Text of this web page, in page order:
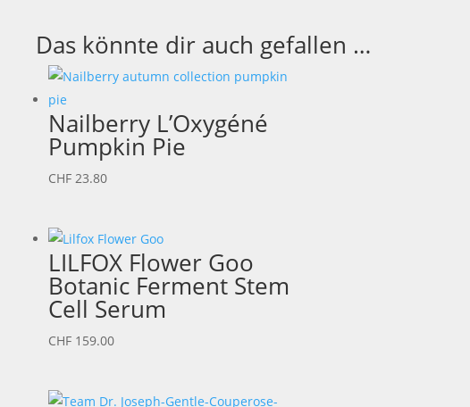
Das könnte dir auch gefallen …
Nailberry L’Oxygéné
Pumpkin Pie
CHF 23.80
LILFOX Flower Goo
Botanic Ferment Stem
Cell Serum
CHF 159.00